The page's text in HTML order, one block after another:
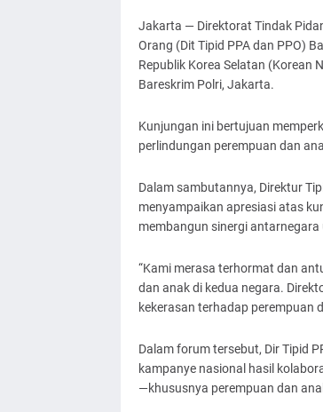
Jakarta — Direktorat Tindak
Orang (Dit Tipid PPA dan PPO)
Republik Korea Selatan (Korean
Bareskrim Polri, Jakarta.
Kunjungan ini bertujuan
perlindungan perempuan dan
Dalam sambutannya, Direktur
menyampaikan apresiasi atas
membangun sinergi
“Kami merasa terhormat dan
dan anak di kedua negara.
kekerasan terhadap perempuan
Dalam forum tersebut, Dir Tipid
kampanye nasional hasil
—khususnya perempuan dan